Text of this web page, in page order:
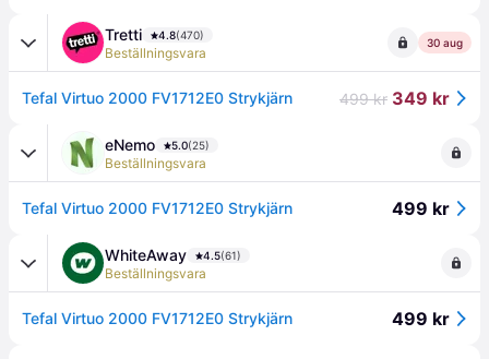
Tretti 4.8(470)
Beställningsvara
30 aug
Tefal Virtuo 2000 FV1712E0 Strykjärn 499 kr 349 kr
eNemo 5.0(25)
Beställningsvara
Tefal Virtuo 2000 FV1712E0 Strykjärn 499 kr
WhiteAway 4.5(61)
Beställningsvara
Tefal Virtuo 2000 FV1712E0 Strykjärn 499 kr